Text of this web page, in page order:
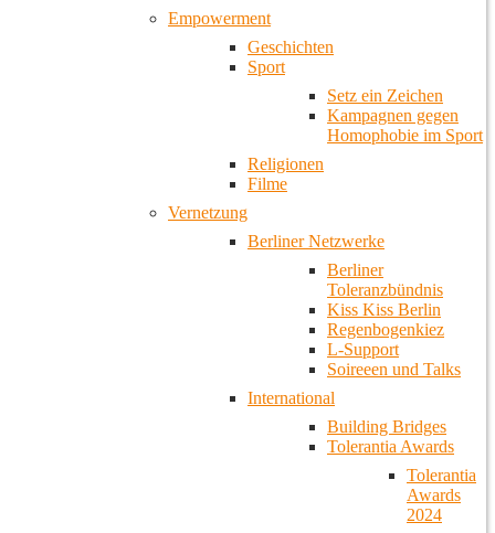
Empowerment
Geschichten
Sport
Setz ein Zeichen
Kampagnen gegen
Homophobie im Sport
Religionen
Filme
Vernetzung
Berliner Netzwerke
Berliner
Toleranzbündnis
Kiss Kiss Berlin
Regenbogenkiez
L-Support
Soireeen und Talks
International
Building Bridges
Tolerantia Awards
Tolerantia
Awards
2024